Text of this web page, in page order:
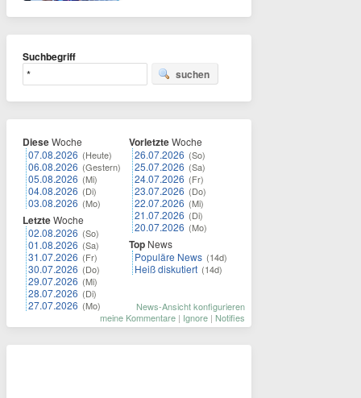
Suchbegriff
suchen
DieseWoche
07.08.2026 (Heute)
06.08.2026 (Gestern)
05.08.2026 (Mi)
04.08.2026 (Di)
03.08.2026 (Mo)
LetzteWoche
02.08.2026 (So)
01.08.2026 (Sa)
31.07.2026 (Fr)
30.07.2026 (Do)
29.07.2026 (Mi)
28.07.2026 (Di)
27.07.2026 (Mo)
VorletzteWoche
26.07.2026 (So)
25.07.2026 (Sa)
24.07.2026 (Fr)
23.07.2026 (Do)
22.07.2026 (Mi)
21.07.2026 (Di)
20.07.2026 (Mo)
Top News
Populäre News (14d)
Heiß diskutiert (14d)
News-Ansicht konfigurieren
meine Kommentare | Ignore | Notifies